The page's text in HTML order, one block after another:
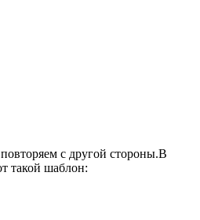
с другой стороны.В
такой шаблон: